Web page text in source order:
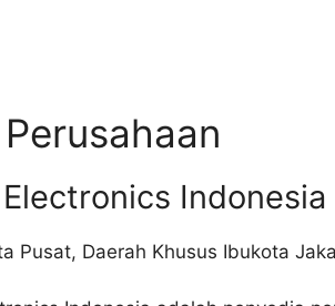
Indonesia
Pusat, Daerah Khusus Ibukota